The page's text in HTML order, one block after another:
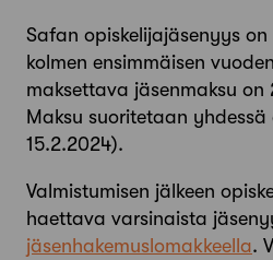
Safan opiskelijajäsenyys
kolmen ensimmäisen
maksettava jäsenmaksu on
Maksu suoritetaan
15.2.2024).
Valmistumisen jälkeen
haettava varsinaista
jäsenhakemuslomakkeella.